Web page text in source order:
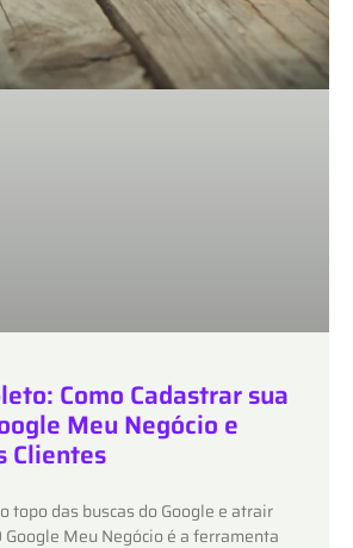
Como Cadastrar sua
Meu Negócio e
Clientes
topo das buscas do Google e atrair
Google Meu Negócio é a ferramenta